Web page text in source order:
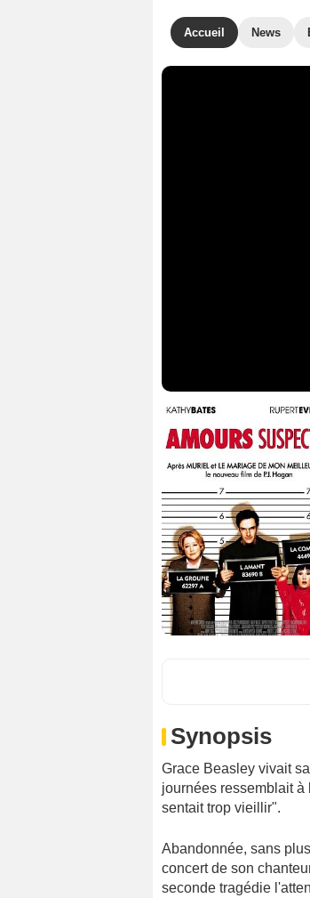
Accueil News
Synopsis
Grace Beasley vivait
journées ressemblait
sentait trop vieillir".
Abandonnée, sans
concert de son
seconde tragédie